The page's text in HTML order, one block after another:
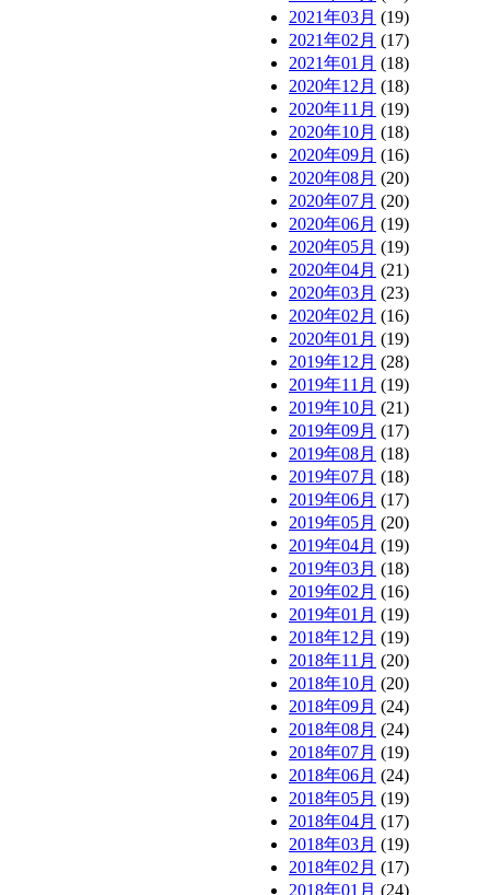
2021年03月 (19)
2021年02月 (17)
2021年01月 (18)
2020年12月 (18)
2020年11月 (19)
2020年10月 (18)
2020年09月 (16)
2020年08月 (20)
2020年07月 (20)
2020年06月 (19)
2020年05月 (19)
2020年04月 (21)
2020年03月 (23)
2020年02月 (16)
2020年01月 (19)
2019年12月 (28)
2019年11月 (19)
2019年10月 (21)
2019年09月 (17)
2019年08月 (18)
2019年07月 (18)
2019年06月 (17)
2019年05月 (20)
2019年04月 (19)
2019年03月 (18)
2019年02月 (16)
2019年01月 (19)
2018年12月 (19)
2018年11月 (20)
2018年10月 (20)
2018年09月 (24)
2018年08月 (24)
2018年07月 (19)
2018年06月 (24)
2018年05月 (19)
2018年04月 (17)
2018年03月 (19)
2018年02月 (17)
2018年01月 (24)